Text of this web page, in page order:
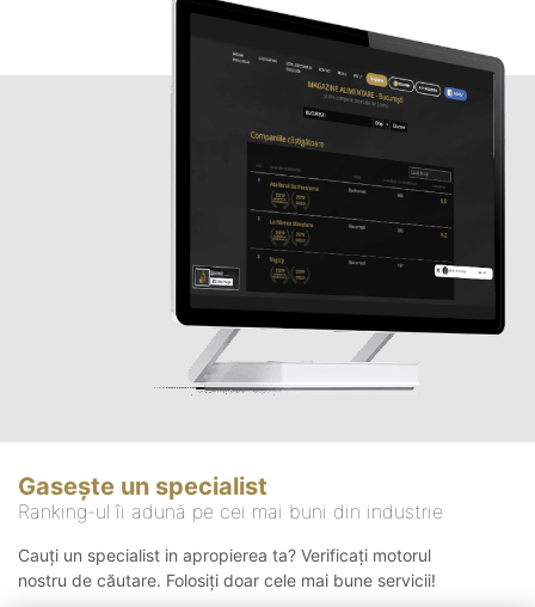
Gasește un specialist
Ranking-ul îi adună pe cei mai buni din industrie
Cauți un specialist in apropierea ta? Verificați motorul
nostru de căutare. Folosiți doar cele mai bune servicii!